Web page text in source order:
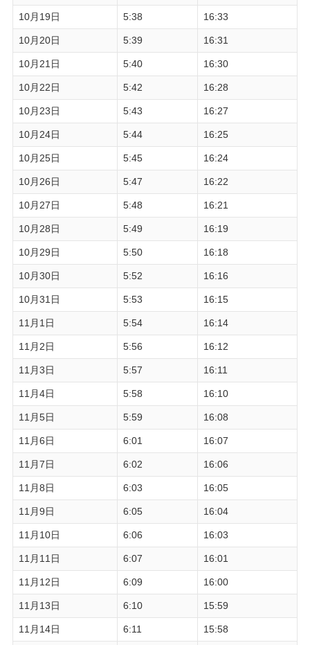
10月19日 5:38 16:33
10月20日 5:39 16:31
10月21日 5:40 16:30
10月22日 5:42 16:28
10月23日 5:43 16:27
10月24日 5:44 16:25
10月25日 5:45 16:24
10月26日 5:47 16:22
10月27日 5:48 16:21
10月28日 5:49 16:19
10月29日 5:50 16:18
10月30日 5:52 16:16
10月31日 5:53 16:15
11月1日 5:54 16:14
11月2日 5:56 16:12
11月3日 5:57 16:11
11月4日 5:58 16:10
11月5日 5:59 16:08
11月6日 6:01 16:07
11月7日 6:02 16:06
11月8日 6:03 16:05
11月9日 6:05 16:04
11月10日 6:06 16:03
11月11日 6:07 16:01
11月12日 6:09 16:00
11月13日 6:10 15:59
11月14日 6:11 15:58